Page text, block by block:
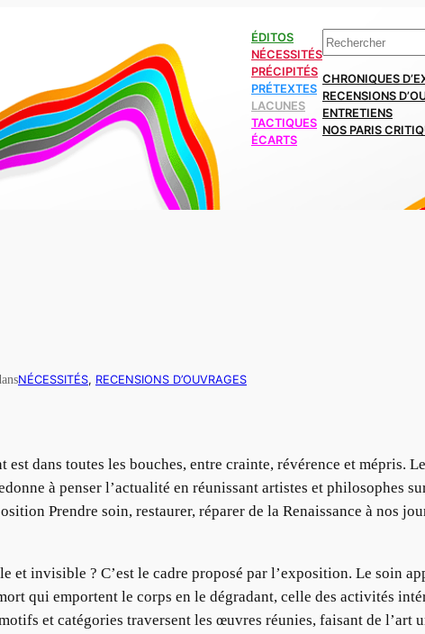
ÉDITOS
NÉCESSITÉS
PRÉCIPITÉS
PRÉTEXTES
LACUNES
TACTIQUES
ÉCARTS
Rechercher
CHRONIQUES
RECENSIONS
ENTRETIENS
NOS PARIS
NÉCESSITÉS, RECENSIONS D’OUVRAGES
dans toutes les bouches, entre crainte, révérence et mépris.
à penser l’actualité en réunissant artistes et philosophes
Prendre soin, restaurer, réparer de la Renaissance à nos
et invisible ? C’est le cadre proposé par l’exposition. Le soin
qui emportent le corps en le dégradant, celle des activités
et catégories traversent les œuvres réunies, faisant de l’art